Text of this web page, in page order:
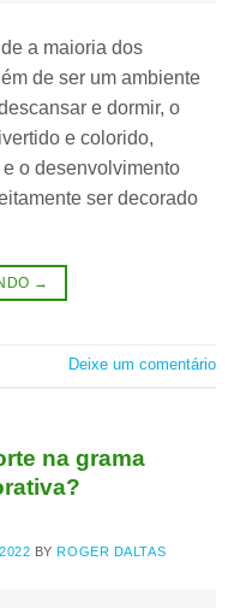
a maioria dos
de ser um ambiente
e dormir, o
e colorido,
o desenvolvimento
ser decorado
→
Deixe um comentário
na grama
BY ROGER DALTAS